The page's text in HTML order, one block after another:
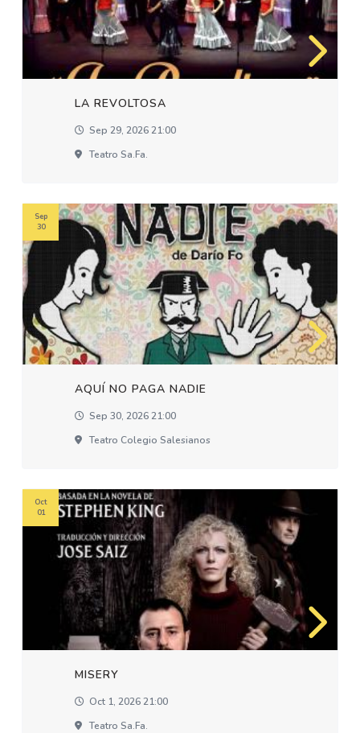
LA REVOLTOSA
Sep 29, 2026 21:00
Teatro Sa.fa.
AQUÍ NO PAGA NADIE
Sep 30, 2026 21:00
Teatro Colegio Salesianos
Sep
30
MISERY
Oct 1, 2026 21:00
Teatro Sa.fa.
Oct
01